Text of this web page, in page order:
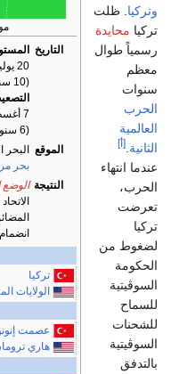
التاريخ
20 يوليو 1936 – 6 أغسطس 1946
(10 سنوات، 2 أسبوع و3 أيام)
7 أغسطس 1946 – 30 مايو 1953
(6 سنوات، 9 شهور،3 أسبوع و2 يوم)
الموقع
البحر
بحر
النتيجة
تركيا
الولايات
عصمت
هاري
وتركيا . ظلت
تركيا محايدة
رسمياً طوال
معظم
سنوات
الحرب
العالمية
الثانية [أ]
عندما انتهاء
الحرب،
تعرضت
تركيا
لضغوط من
الحكومة
السوڤيتية
للسماح
للشحنات
السوڤيتية
بالتدفق